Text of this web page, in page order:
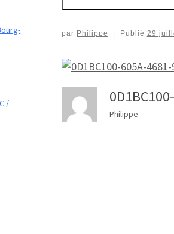
par Philippe Publié 29
Philippe
/